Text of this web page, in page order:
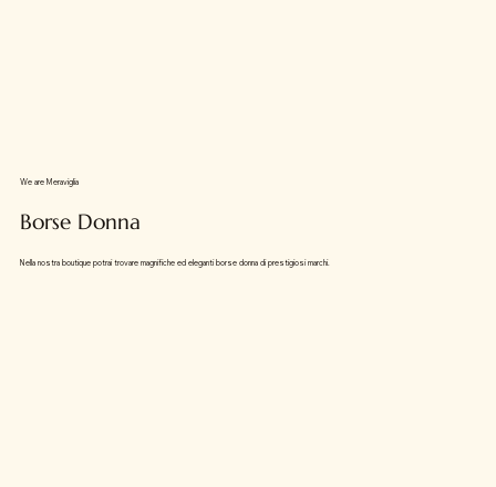
We are Meraviglia
Borse Donna
Nella nostra boutique potrai trovare magnifiche ed eleganti borse donna di prestigiosi marchi.